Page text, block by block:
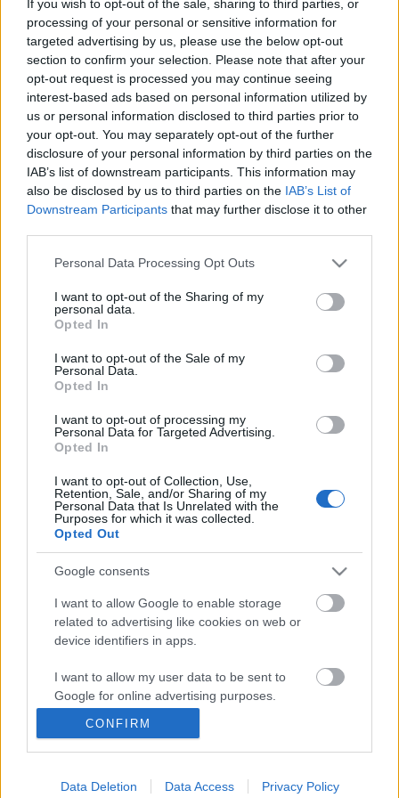
If you wish to opt-out of the sale, sharing to third parties, or
processing of your personal or sensitive information for
targeted advertising by us, please use the below opt-out
section to confirm your selection. Please note that after your
opt-out request is processed you may continue seeing
interest-based ads based on personal information utilized by
us or personal information disclosed to third parties prior to
your opt-out. You may separately opt-out of the further
disclosure of your personal information by third parties on the
IAB’s list of downstream participants. This information may
also be disclosed by us to third parties on the IAB’s List of
Downstream Participants that may further disclose it to other
Please note that this website/app uses one or more Google
not limited to your visit or usage behaviour. You may click to
grant or deny consent to Google and its third-party tags to
use your data for below specified purposes in below Google
consent section.
Personal Data Processing Opt Outs
I want to opt-out of the Sharing of my
personal data.
Opted In
I want to opt-out of the Sale of my
Personal Data.
Opted In
I want to opt-out of processing my
Personal Data for Targeted Advertising.
Opted In
I want to opt-out of Collection, Use,
Retention, Sale, and/or Sharing of my
Personal Data that Is Unrelated with the
Purposes for which it was collected.
Opted Out
Google consents
I want to allow Google to enable storage
related to advertising like cookies on web or
device identifiers in apps.
I want to allow my user data to be sent to
Google for online advertising purposes.
I want to allow Google to send me
personalized advertising.
I want to allow Google to enable storage
CONFIRM
Data Deletion Data Access Privacy Policy
alkotótárs lehet, aki rögtönözhet, jelenetenként
átváltozhat: eléggé szabad ahhoz, hogy kitalálja a
szövegét a szerepben és eléggé kötött ahhoz, hogy ne
legyen bizonytalan. Profi színészek játsszák el a
pszichológus által megírt konfliktusokat. A téma
maga a pszichológia, a szituációk mindenki által
ismerősek.
A mottó:"Nem a te életedet boncolgatjuk, de
beletrafálhatunk. Nem a miénket teregetjük, de nagyon
ott leszünk".
átverik egymás" című előadását. Színészek:
Scherer
Forrás: Bácskai Júlia pszichológus "szabadszóműves"
Kamaradarabok, kortárs drámák,
koncertszínház a Teátrumban
Nagy sikerrel zárult a Veszprémi Petőfi
Színház érzékenyítő fesztiválja
Sodró Eliza: "Színészként a katarzist nem
tudjuk garantálni"